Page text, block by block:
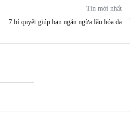
Tin mới nhất
7 bí quyết giúp bạn ngăn ngừa lão hóa da